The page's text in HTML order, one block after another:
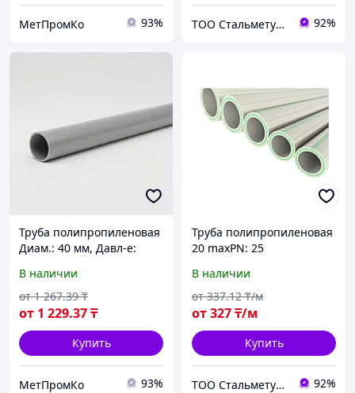
МетПромКо 93% ТОО Стальметурал 92%
Труба полипропиленовая
Диам.: 40 мм, Давл-е:
стекловолокно
В наличии
от 1 229.37₸
от 1 267.39 ₸
Купить
МетПромКо 93%
Труба полипропиленовая
20 maxPN: 25
В наличии
от327₸/м
от 337.12 ₸/м
Купить
ТОО Стальметурал 92%